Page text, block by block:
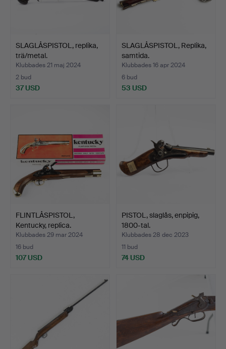
SLAGLÅSPISTOL, replika,
trä/metal.
Klubbades 21 maj 2024
2 bud
37 USD
SLAGLÅSPISTOL, Replika,
samtida.
Klubbades 16 apr 2024
6 bud
53 USD
FLINTLÅSPISTOL,
Kentucky, replica.
Klubbades 29 mar 2024
16 bud
107 USD
PISTOL, slaglås, enpipig,
1800-tal.
Klubbades 28 dec 2023
11 bud
74 USD